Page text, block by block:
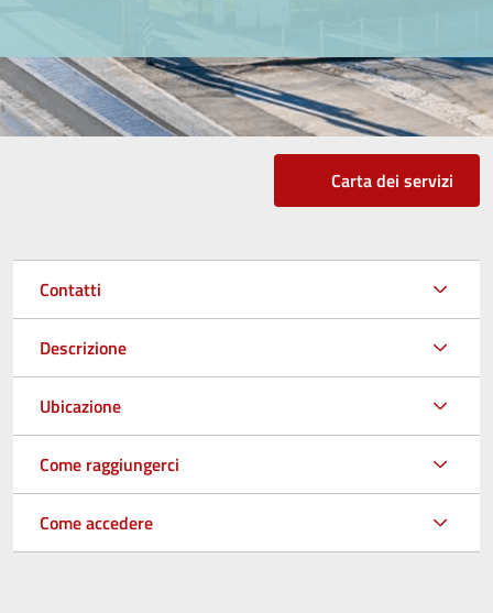
Carta dei servizi
Contatti
Descrizione
Ubicazione
Come raggiungerci
Come accedere